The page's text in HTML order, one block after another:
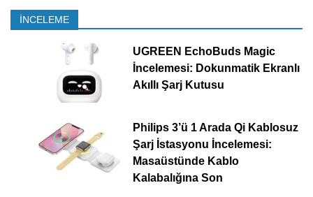
İNCELEME
UGREEN EchoBuds Magic
İncelemesi: Dokunmatik Ekranlı
Akıllı Şarj Kutusu
Philips 3’ü 1 Arada Qi Kablosuz
Şarj İstasyonu İncelemesi:
Masaüstünde Kablo
Kalabalığına Son